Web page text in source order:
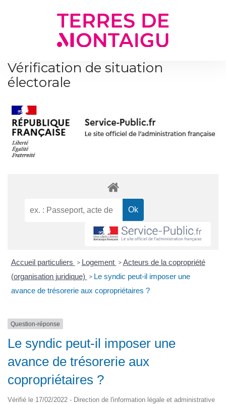
Vérification de situation
électorale
Accueil particuliers > Logement > Acteurs de la copropriété
(organisation juridique) > Le syndic peut-il imposer une
avance de trésorerie aux copropriétaires ?
Question-réponse
Le syndic peut-il imposer une
avance de trésorerie aux
copropriétaires ?
Vérifié le 17/02/2022 - Direction de l'information légale et administrative